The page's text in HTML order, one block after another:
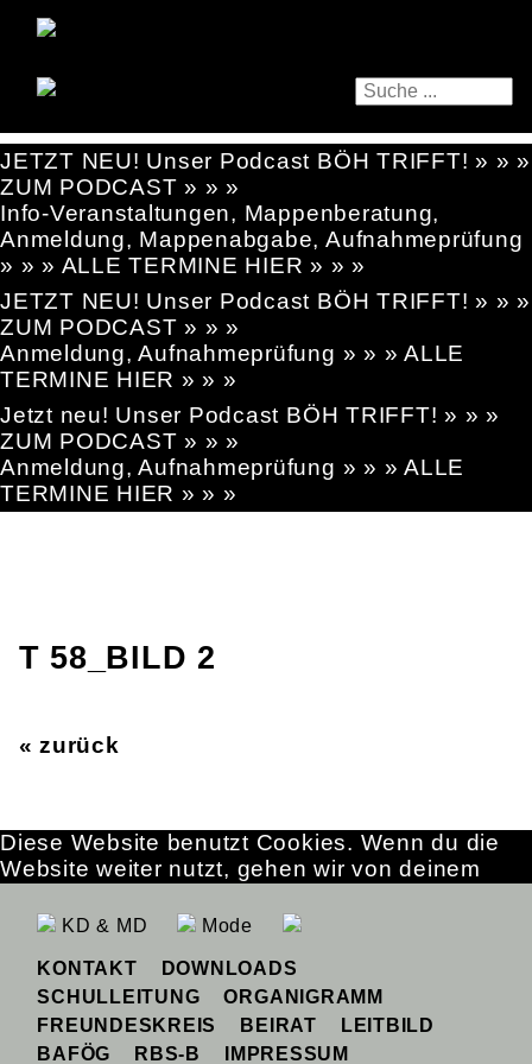
JETZT NEU! Unser Podcast BÖH TRIFFT! » » »
ZUM PODCAST » » »
Info-Veranstaltungen, Mappenberatung,
Anmeldung, Mappenabgabe, Aufnahmeprüfung
» » » ALLE TERMINE HIER » » »
JETZT NEU! Unser Podcast BÖH TRIFFT! » » »
ZUM PODCAST » » »
Anmeldung, Aufnahmeprüfung » » » ALLE
TERMINE HIER » » »
Jetzt neu! Unser Podcast BÖH TRIFFT! » » »
ZUM PODCAST » » »
Anmeldung, Aufnahmeprüfung » » » ALLE
TERMINE HIER » » »
T 58_BILD 2
« zurück
KD & MD Mode
KONTAKT
DOWNLOADS
SCHULLEITUNG
ORGANIGRAMM
FREUNDESKREIS
BEIRAT
LEITBILD
BAFÖG
RBS-B IMPRESSUM
Diese Website benutzt Cookies. Wenn du die
Website weiter nutzt, gehen wir von deinem